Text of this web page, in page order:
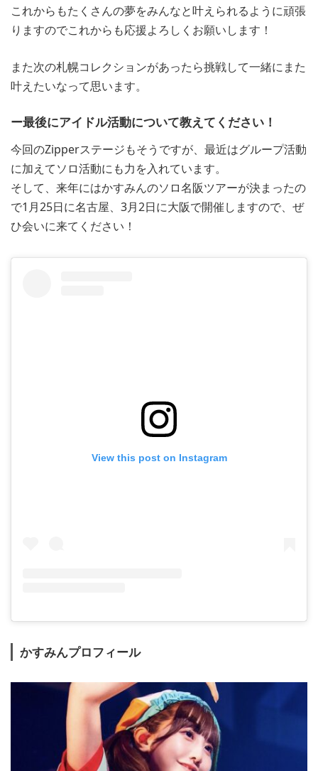
これからもたくさんの夢をみんなと叶えられるように頑張
りますのでこれからも応援よろしくお願いします！
また次の札幌コレクションがあったら挑戦して一緒にまた
叶えたいなって思います。
ー最後にアイドル活動について教えてください！
今回のZipperステージもそうですが、最近はグループ活動
に加えてソロ活動にも力を入れています。
そして、来年にはかすみんのソロ名阪ツアーが決まったの
で1月25日に名古屋、3月2日に大阪で開催しますので、ぜ
ひ会いに来てください！
View this post on Instagram
かすみんプロフィール